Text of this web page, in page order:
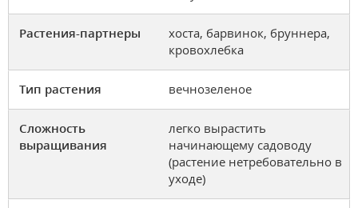
Растения-партнеры
хоста, барвинок, бруннера,
кровохлебка
Тип растения вечнозеленое
Сложность
выращивания
легко вырастить
начинающему садоводу
(растение нетребовательно в
уходе)